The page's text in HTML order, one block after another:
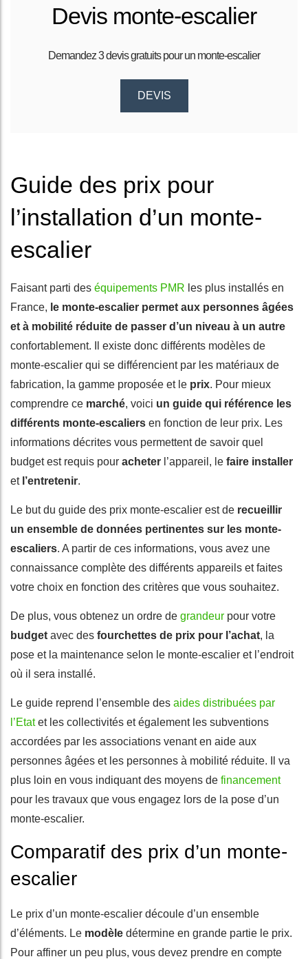
Devis monte-escalier
Demandez 3 devis gratuits pour un monte-escalier
DEVIS
Guide des prix pour
l’installation d’un monte-
escalier
Faisant parti des équipements PMR les plus installés en
France, le monte-escalier permet aux personnes âgées
et à mobilité réduite de passer d’un niveau à un autre
confortablement. Il existe donc différents modèles de
monte-escalier qui se différencient par les matériaux de
fabrication, la gamme proposée et le prix. Pour mieux
comprendre ce marché, voici un guide qui référence les
différents monte-escaliers en fonction de leur prix. Les
informations décrites vous permettent de savoir quel
budget est requis pour acheter l’appareil, le faire installer
et l’entretenir.
Le but du guide des prix monte-escalier est de recueillir
un ensemble de données pertinentes sur les monte-
escaliers. A partir de ces informations, vous avez une
connaissance complète des différents appareils et faites
votre choix en fonction des critères que vous souhaitez.
De plus, vous obtenez un ordre de grandeur pour votre
budget avec des fourchettes de prix pour l’achat, la
pose et la maintenance selon le monte-escalier et l’endroit
où il sera installé.
Le guide reprend l’ensemble des aides distribuées par
l’Etatet les collectivités et également les subventions
accordées par les associations venant en aide aux
personnes âgées et les personnes à mobilité réduite. Il va
plus loin en vous indiquant des moyens de financement
pour les travaux que vous engagez lors de la pose d’un
monte-escalier.
Comparatif des prix d’un monte-
escalier
Le prix d’un monte-escalier découle d’un ensemble
d’éléments. Le modèle détermine en grande partie le prix.
Pour affiner un peu plus, vous devez prendre en compte